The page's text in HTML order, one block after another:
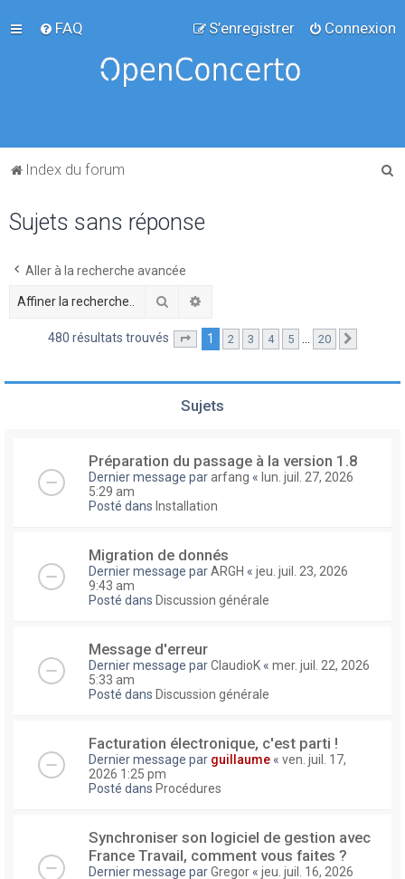
FAQ Connexion
S’enregistrer
Index du forum
Sujets sans réponse
Aller à la recherche avancée
Rechercher
480 résultats trouvés Page sur20
1 2 3 4 5 … 20
Sujets
Préparation du passage à la version 1.8
Dernier message pararfang « lun. juil. 27, 2026
5:29 am
Posté dans Installation
Migration de donnés
Dernier message parARGH « jeu. juil. 23, 2026
9:43 am
Posté dans Discussion générale
Message d'erreur
Dernier message parClaudioK « mer. juil. 22, 2026
5:33 am
Posté dans Discussion générale
Facturation électronique, c'est parti !
Dernier message par guillaume « ven. juil. 17,
2026 1:25 pm
Posté dans Procédures
Synchroniser son logiciel de gestion avec
France Travail, comment vous faites ?
Dernier message parGregor « jeu. juil. 16, 2026